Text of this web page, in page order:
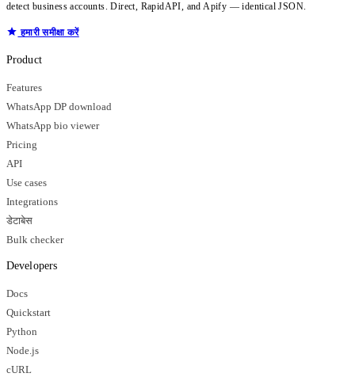
detect business accounts. Direct, RapidAPI, and Apify — identical JSON.
हमारी समीक्षा करें
Product
Features
WhatsApp DP download
WhatsApp bio viewer
Pricing
API
Use cases
Integrations
डेटाबेस
Bulk checker
Developers
Docs
Quickstart
Python
Node.js
cURL